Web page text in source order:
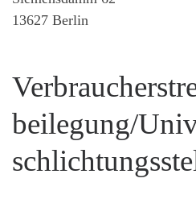
13627 Berlin
beilegung/